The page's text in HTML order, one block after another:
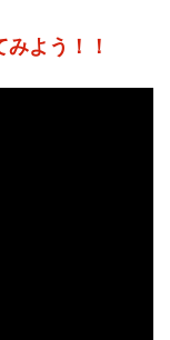
よう！！